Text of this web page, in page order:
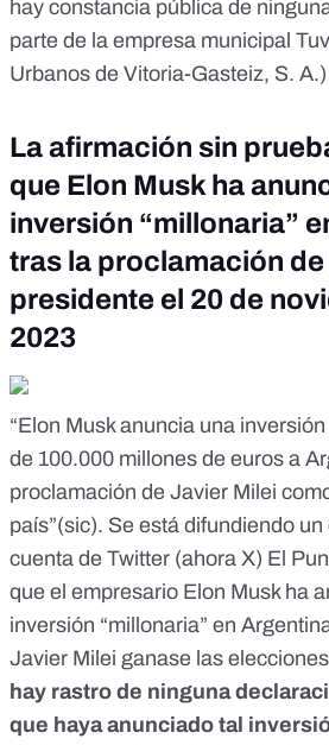
hay constancia pública de
parte de la empresa municipal
Urbanos de Vitoria-Gasteiz, S.
La afirmación sin
que Elon Musk ha
inversión “millonaria”
tras la proclamación
presidente el 20 de
2023
“Elon Musk anuncia una
de 100.000 millones de euros a
proclamación de Javier Milei
país”(sic). Se está difundiendo un
cuenta de Twitter (ahora X) El
que el empresario Elon Musk ha
inversión “millonaria” en
Javier Milei ganase las
hay rastro de ninguna
que haya anunciado tal